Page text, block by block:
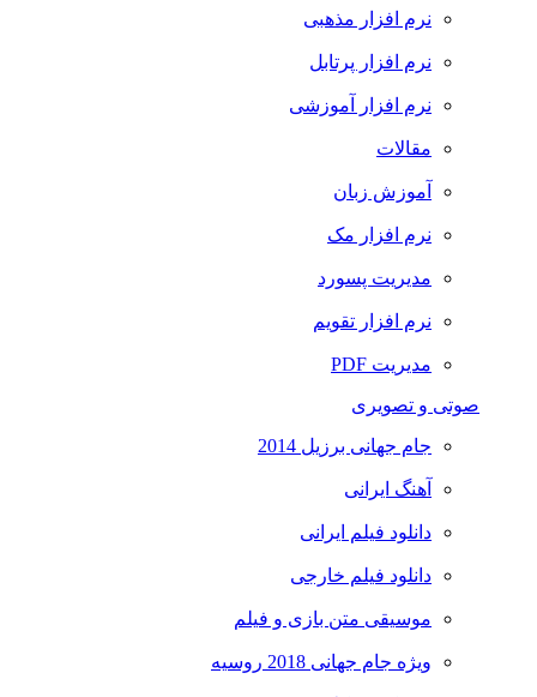
نرم افزار مذهبی
نرم افزار پرتابل
نرم افزار آموزشی
مقالات
آموزش زبان
نرم افزار مک
مدیریت پسورد
نرم افزار تقویم
مدیریت PDF
صوتی و تصویری
جام جهانی برزیل 2014
آهنگ ایرانی
دانلود فیلم ایرانی
دانلود فیلم خارجی
موسیقی متن بازی و فیلم
ویژه جام جهانی 2018 روسیه